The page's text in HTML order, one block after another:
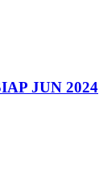
JUN 2024